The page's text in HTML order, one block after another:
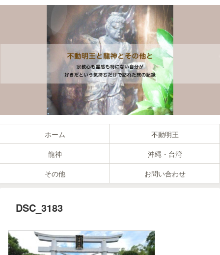
ホーム
不動明王
龍神
沖縄・台湾
その他
お問い合わせ
DSC_3183